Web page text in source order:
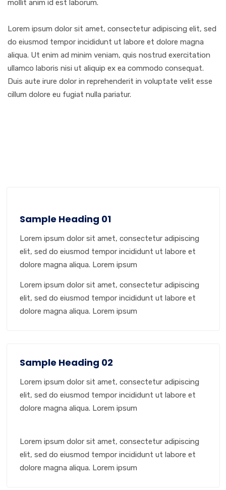
mollit anim id est laborum.
Lorem ipsum dolor sit amet, consectetur adipiscing elit, sed
do eiusmod tempor incididunt ut labore et dolore magna
aliqua. Ut enim ad minim veniam, quis nostrud exercitation
ullamco laboris nisi ut aliquip ex ea commodo consequat.
Duis aute irure dolor in reprehenderit in voluptate velit esse
cillum dolore eu fugiat nulla pariatur.
Sample Heading 01
Lorem ipsum dolor sit amet, consectetur adipiscing
elit, sed do eiusmod tempor incididunt ut labore et
dolore magna aliqua. Lorem ipsum
Lorem ipsum dolor sit amet, consectetur adipiscing
elit, sed do eiusmod tempor incididunt ut labore et
dolore magna aliqua. Lorem ipsum
Sample Heading 02
Lorem ipsum dolor sit amet, consectetur adipiscing
elit, sed do eiusmod tempor incididunt ut labore et
dolore magna aliqua. Lorem ipsum
Lorem ipsum dolor sit amet, consectetur adipiscing
elit, sed do eiusmod tempor incididunt ut labore et
dolore magna aliqua. Lorem ipsum